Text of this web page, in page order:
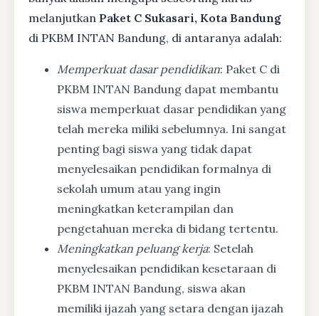
melanjutkan Paket C Sukasari, Kota Bandung
di PKBM INTAN Bandung, di antaranya adalah:
Memperkuat dasar pendidikan: Paket C di
PKBM INTAN Bandung dapat membantu
siswa memperkuat dasar pendidikan yang
telah mereka miliki sebelumnya. Ini sangat
penting bagi siswa yang tidak dapat
menyelesaikan pendidikan formalnya di
sekolah umum atau yang ingin
meningkatkan keterampilan dan
pengetahuan mereka di bidang tertentu.
Meningkatkan peluang kerja: Setelah
menyelesaikan pendidikan kesetaraan di
PKBM INTAN Bandung, siswa akan
memiliki ijazah yang setara dengan ijazah